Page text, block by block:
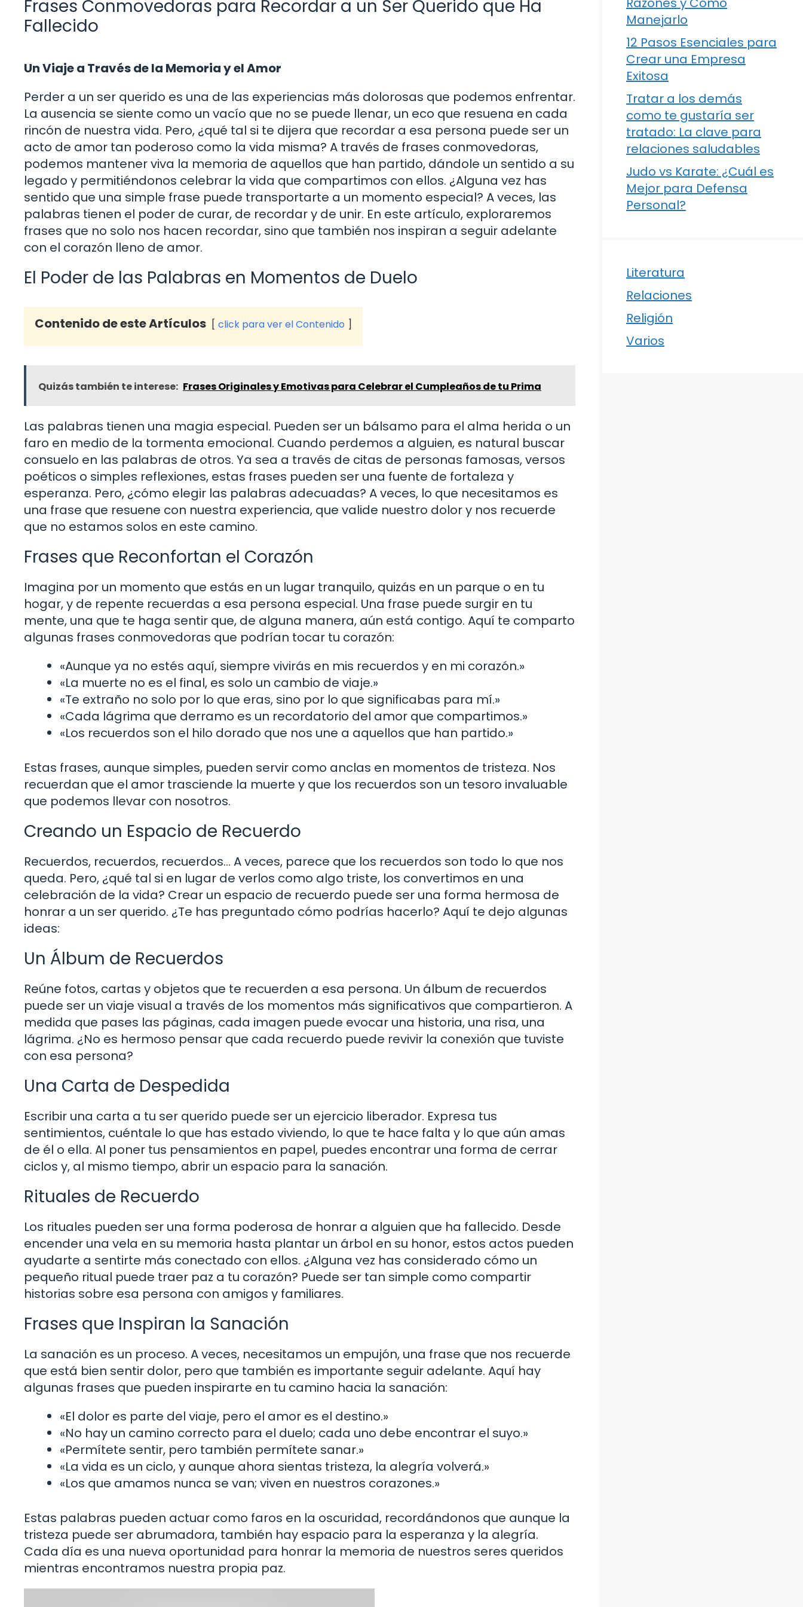
Frases Conmovedoras para Recordar a un Ser Querido que Ha
Fallecido
Un Viaje a Través de la Memoria y el Amor
Perder a un ser querido es una de las experiencias más dolorosas que podemos enfrentar.
La ausencia se siente como un vacío que no se puede llenar, un eco que resuena en cada
rincón de nuestra vida. Pero, ¿qué tal si te dijera que recordar a esa persona puede ser un
acto de amor tan poderoso como la vida misma? A través de frases conmovedoras,
podemos mantener viva la memoria de aquellos que han partido, dándole un sentido a su
legado y permitiéndonos celebrar la vida que compartimos con ellos. ¿Alguna vez has
sentido que una simple frase puede transportarte a un momento especial? A veces, las
palabras tienen el poder de curar, de recordar y de unir. En este artículo, exploraremos
frases que no solo nos hacen recordar, sino que también nos inspiran a seguir adelante
con el corazón lleno de amor.
El Poder de las Palabras en Momentos de Duelo
Contenido de este Artículos click para ver el Contenido
Quizás también te interese: Frases Originales y Emotivas para Celebrar el Cumpleaños de tu Prima
Las palabras tienen una magia especial. Pueden ser un bálsamo para el alma herida o un
faro en medio de la tormenta emocional. Cuando perdemos a alguien, es natural buscar
consuelo en las palabras de otros. Ya sea a través de citas de personas famosas, versos
poéticos o simples reflexiones, estas frases pueden ser una fuente de fortaleza y
esperanza. Pero, ¿cómo elegir las palabras adecuadas? A veces, lo que necesitamos es
una frase que resuene con nuestra experiencia, que valide nuestro dolor y nos recuerde
que no estamos solos en este camino.
Frases que Reconfortan el Corazón
Imagina por un momento que estás en un lugar tranquilo, quizás en un parque o en tu
hogar, y de repente recuerdas a esa persona especial. Una frase puede surgir en tu
mente, una que te haga sentir que, de alguna manera, aún está contigo. Aquí te comparto
algunas frases conmovedoras que podrían tocar tu corazón:
«Aunque ya no estés aquí, siempre vivirás en mis recuerdos y en mi corazón.»
«La muerte no es el final, es solo un cambio de viaje.»
«Te extraño no solo por lo que eras, sino por lo que significabas para mí.»
«Cada lágrima que derramo es un recordatorio del amor que compartimos.»
«Los recuerdos son el hilo dorado que nos une a aquellos que han partido.»
Estas frases, aunque simples, pueden servir como anclas en momentos de tristeza. Nos
recuerdan que el amor trasciende la muerte y que los recuerdos son un tesoro invaluable
que podemos llevar con nosotros.
Creando un Espacio de Recuerdo
Recuerdos, recuerdos, recuerdos… A veces, parece que los recuerdos son todo lo que nos
queda. Pero, ¿qué tal si en lugar de verlos como algo triste, los convertimos en una
celebración de la vida? Crear un espacio de recuerdo puede ser una forma hermosa de
honrar a un ser querido. ¿Te has preguntado cómo podrías hacerlo? Aquí te dejo algunas
ideas:
Un Álbum de Recuerdos
Reúne fotos, cartas y objetos que te recuerden a esa persona. Un álbum de recuerdos
puede ser un viaje visual a través de los momentos más significativos que compartieron. A
medida que pases las páginas, cada imagen puede evocar una historia, una risa, una
lágrima. ¿No es hermoso pensar que cada recuerdo puede revivir la conexión que tuviste
con esa persona?
Una Carta de Despedida
Escribir una carta a tu ser querido puede ser un ejercicio liberador. Expresa tus
sentimientos, cuéntale lo que has estado viviendo, lo que te hace falta y lo que aún amas
de él o ella. Al poner tus pensamientos en papel, puedes encontrar una forma de cerrar
ciclos y, al mismo tiempo, abrir un espacio para la sanación.
Rituales de Recuerdo
Los rituales pueden ser una forma poderosa de honrar a alguien que ha fallecido. Desde
encender una vela en su memoria hasta plantar un árbol en su honor, estos actos pueden
ayudarte a sentirte más conectado con ellos. ¿Alguna vez has considerado cómo un
pequeño ritual puede traer paz a tu corazón? Puede ser tan simple como compartir
historias sobre esa persona con amigos y familiares.
Frases que Inspiran la Sanación
La sanación es un proceso. A veces, necesitamos un empujón, una frase que nos recuerde
que está bien sentir dolor, pero que también es importante seguir adelante. Aquí hay
algunas frases que pueden inspirarte en tu camino hacia la sanación:
«El dolor es parte del viaje, pero el amor es el destino.»
«No hay un camino correcto para el duelo; cada uno debe encontrar el suyo.»
«Permítete sentir, pero también permítete sanar.»
«La vida es un ciclo, y aunque ahora sientas tristeza, la alegría volverá.»
«Los que amamos nunca se van; viven en nuestros corazones.»
Estas palabras pueden actuar como faros en la oscuridad, recordándonos que aunque la
tristeza puede ser abrumadora, también hay espacio para la esperanza y la alegría.
Cada día es una nueva oportunidad para honrar la memoria de nuestros seres queridos
mientras encontramos nuestra propia paz.
Manejarlo
12 Pasos Esenciales para
Crear una Empresa
Exitosa
Tratar a los demás
como te gustaría ser
tratado: La clave para
relaciones saludables
Judo vs Karate: ¿Cuál es
Mejor para Defensa
Personal?
Literatura
Relaciones
Religión
Varios